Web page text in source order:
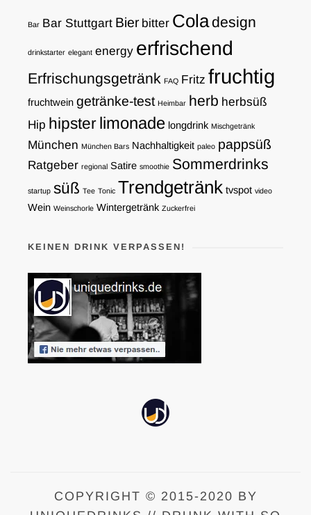
Bar Bar Stuttgart Bier bitter Coladesign
drinkstarter elegant energy erfrischend
Erfrischungsgetränk FAQ Fritz fruchtig
fruchtwein getränke-test Heimbar herb herbsüß
Hip hipsterlimonade longdrink Mischgetränk
München München Bars Nachhaltigkeit paleo pappsüß
Ratgeber regional Satire smoothie Sommerdrinks
startup süß Tee Tonic Trendgetränk tvspot video
Wein Weinschorle Wintergetränk Zuckerfrei
KEINEN DRINK VERPASSEN!
COPYRIGHT © 2015-2020 BY